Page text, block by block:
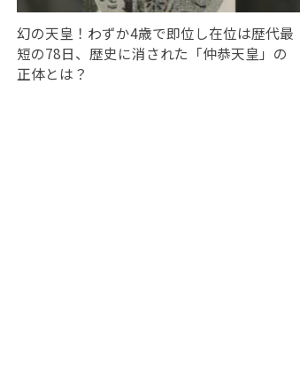
幻の天皇！わずか4歳で即位し在位は歴代最
短の78日、歴史に消された「仲恭天皇」の
正体とは？